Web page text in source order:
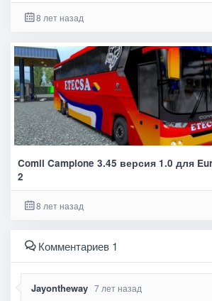
8 лет назад
Comil Campione 3.45 версия 1.0 для
2
8 лет назад
Комментариев 1
Jayontheway 7 лет назад